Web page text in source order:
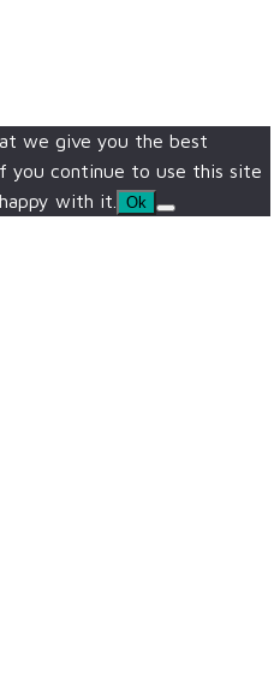
we give you the best
you continue to use this site
with it.
Ok